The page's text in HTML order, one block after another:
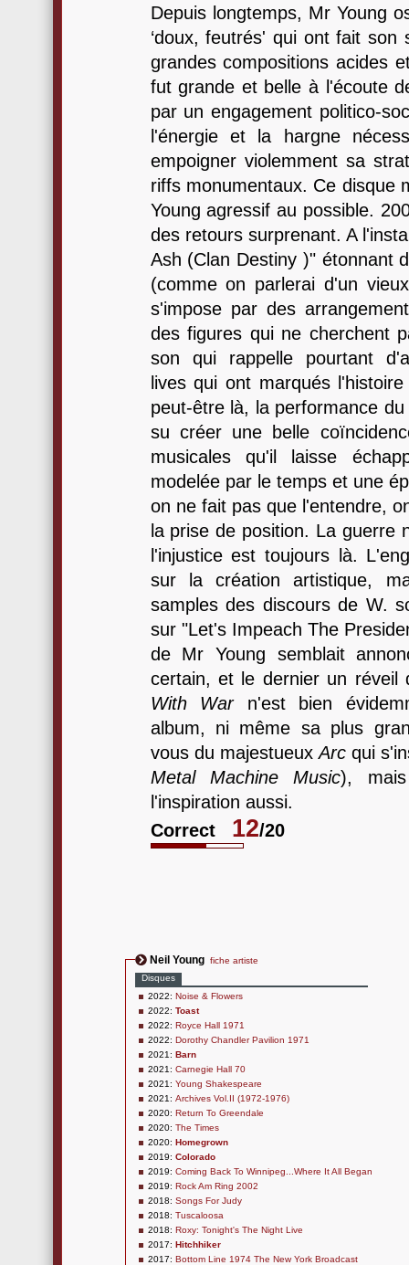
Depuis longtemps, Mr Young
‘doux, feutrés' qui ont fait son
grandes compositions acides
fut grande et belle à l'écoute
par un engagement politico-
l'énergie et la hargne
empoigner violemment sa
riffs monumentaux. Ce disque
Young agressif au possible.
des retours surprenant. A
Ash (Clan Destiny )" étonnant
(comme on parlerai d'un
s'impose par des
des figures qui ne cherchent
son qui rappelle pourtant
lives qui ont marqués
peut-être là, la performance
su créer une belle
musicales qu'il laisse
modelée par le temps et une
on ne fait pas que l'entendre,
la prise de position. La guerre
l'injustice est toujours là.
sur la création artistique,
samples des discours de W.
sur "Let's Impeach The
de Mr Young semblait
certain, et le dernier un
With Warn'est bien
album, ni même sa plus
vous du majestueuxArcqui
Metal Machine Music),
l'inspiration aussi.
Correct
12/20
Neil Young fiche artiste
Disques
2022: Noise & Flowers
2022: Toast
2022: Royce Hall 1971
2022: Dorothy Chandler Pavilion 1971
2021: Barn
2021: Carnegie Hall 70
2021: Young Shakespeare
2021: Archives Vol.II (1972-1976)
2020: Return To Greendale
2020: The Times
2020: Homegrown
2019: Colorado
2019: Coming Back To Winnipeg...Where It All Began
2019: Rock Am Ring 2002
2018: Songs For Judy
2018: Tuscaloosa
2018: Roxy: Tonight's The Night Live
2017: Hitchhiker
2017: Bottom Line 1974 The New York Broadcast